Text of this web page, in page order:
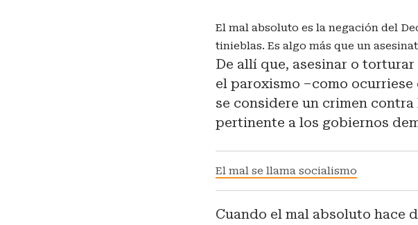
El mal absoluto es la negación del
tinieblas. Es algo más que un
De allí que, asesinar o
el paroxismo –como ocurriese
se considere un crimen contra
pertinente a los gobiernos
El mal se llama socialismo
Cuando el mal absoluto hace